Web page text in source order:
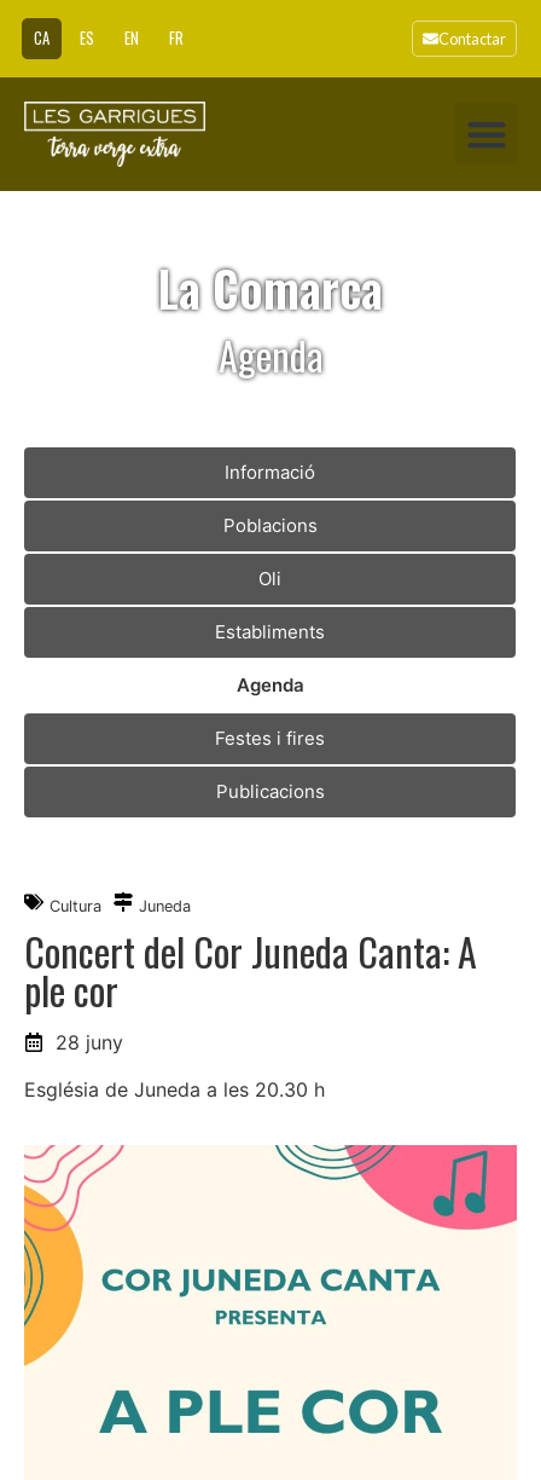
CA ES EN FR Contactar
La Comarca
Agenda
Informació
Poblacions
Oli
Establiments
Agenda
Festes i fires
Publicacions
Cultura Juneda
Concert del Cor Juneda Canta: A
ple cor
28 juny
Església de Juneda a les 20.30 h